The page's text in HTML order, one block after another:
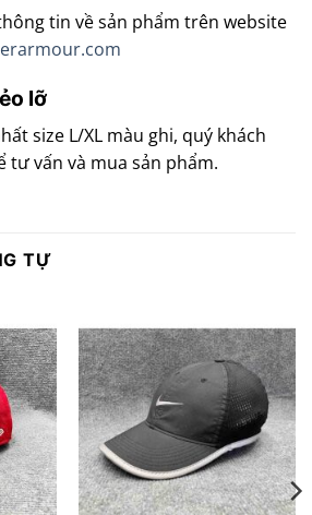
tin về sản phẩm trên website
lỡ
size L/XL màu ghi, quý khách
tư vấn và mua sản phẩm.
TỰ